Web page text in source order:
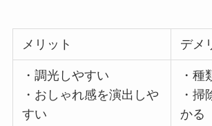
メリット デメ
・調光しやすい
・おしゃれ感を演出しや
すい
・種
・掃
かる